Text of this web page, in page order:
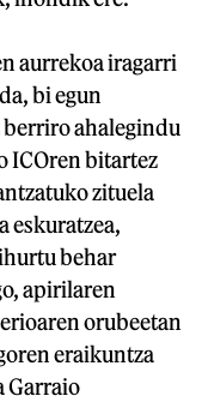
aurrekoa iragarri
bi egun
berriro ahalegindu
ICOren bitartez
zituela
eskuratzea,
behar
apirilaren
orubeetan
eraikuntza
Garraio